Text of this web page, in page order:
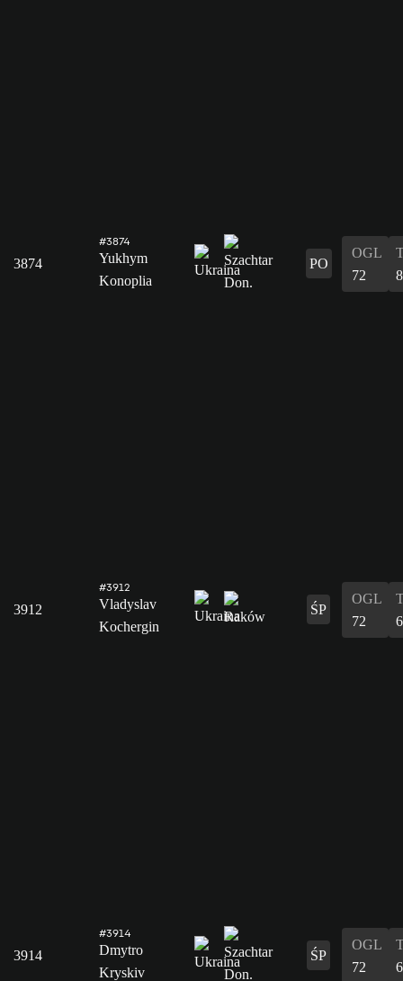
3874
#3874
Yukhym
Konoplia
PO
OGL
72
3912
#3912
Vladyslav
Kochergin
ŚP
OGL
72
3914
#3914
Dmytro
Kryskiv
ŚP
OGL
72